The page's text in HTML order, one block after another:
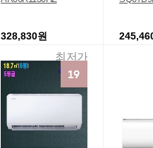
328,830원
최저가